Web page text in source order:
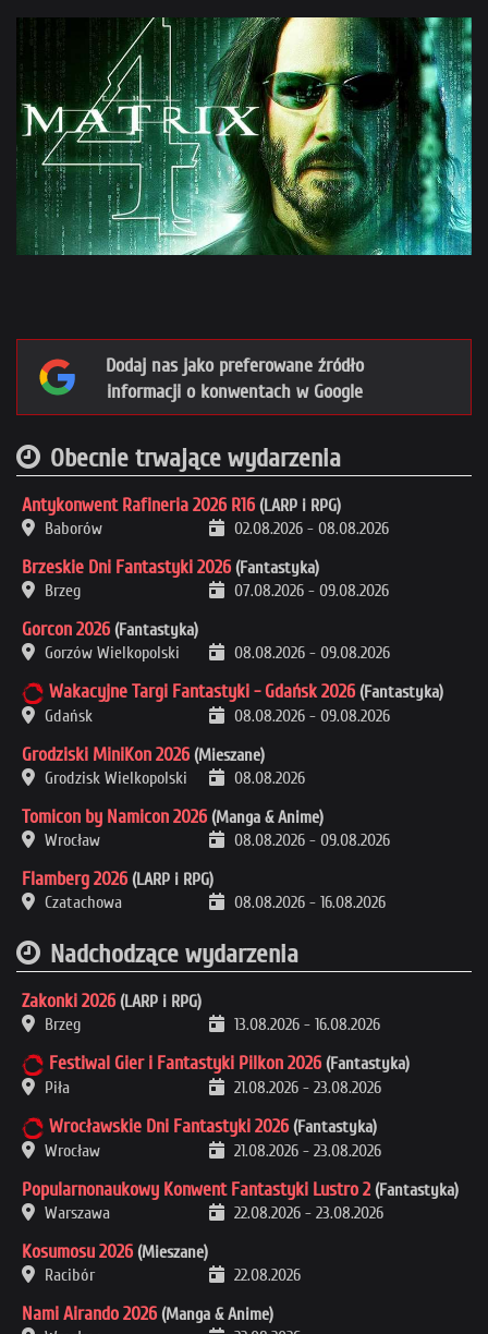
Dodaj nas jako preferowane źródło
informacji o konwentach w Google
Obecnie trwające wydarzenia
Antykonwent Rafineria 2026 R16 (LARP i RPG)
Baborów
02.08.2026 - 08.08.2026
Brzeskie Dni Fantastyki 2026 (Fantastyka)
Brzeg
07.08.2026 - 09.08.2026
Gorcon 2026 (Fantastyka)
Gorzów Wielkopolski
08.08.2026 - 09.08.2026
Wakacyjne Targi Fantastyki - Gdańsk 2026 (Fantastyka)
Gdańsk
08.08.2026 - 09.08.2026
Grodziski MiniKon 2026 (Mieszane)
Grodzisk Wielkopolski
08.08.2026
Tomicon by Namicon 2026 (Manga & Anime)
Wrocław
08.08.2026 - 09.08.2026
Flamberg 2026 (LARP i RPG)
Czatachowa
08.08.2026 - 16.08.2026
Nadchodzące wydarzenia
Zakonki 2026 (LARP i RPG)
Brzeg
13.08.2026 - 16.08.2026
Festiwal Gier i Fantastyki Pilkon 2026 (Fantastyka)
Piła
21.08.2026 - 23.08.2026
Wrocławskie Dni Fantastyki 2026 (Fantastyka)
Wrocław
21.08.2026 - 23.08.2026
Popularnonaukowy Konwent Fantastyki Lustro 2 (Fantastyka)
Warszawa
22.08.2026 - 23.08.2026
Kosumosu 2026 (Mieszane)
Racibór
22.08.2026
Nami Airando 2026 (Manga & Anime)